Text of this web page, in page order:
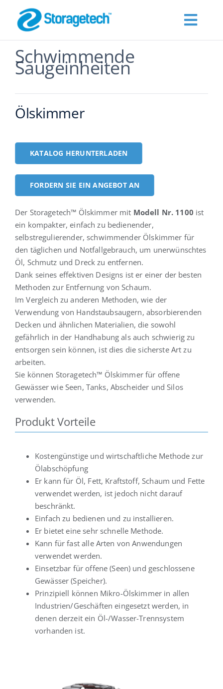
content
Fordern Sie ein Angebot an
Deutsch
Schwimmende
Saugeinheiten
Ölskimmer
KATALOG HERUNTERLADEN
FORDERN SIE EIN ANGEBOT AN
Der Storagetech™ Ölskimmer mit Modell Nr. 1100 ist
ein kompakter, einfach zu bedienender,
selbstregulierender, schwimmender Ölskimmer für
den täglichen und Notfallgebrauch, um unerwünschtes
Öl, Schmutz und Dreck zu entfernen.
Dank seines effektiven Designs ist er einer der besten
Methoden zur Entfernung von Schaum.
Im Vergleich zu anderen Methoden, wie der
Verwendung von Handstaubsaugern, absorbierenden
Decken und ähnlichen Materialien, die sowohl
gefährlich in der Handhabung als auch schwierig zu
entsorgen sein können, ist dies die sicherste Art zu
arbeiten.
Sie können Storagetech™ Ölskimmer für offene
Gewässer wie Seen, Tanks, Abscheider und Silos
verwenden.
Produkt Vorteile
Kostengünstige und wirtschaftliche Methode zur
Ölabschöpfung
Er kann für Öl, Fett, Kraftstoff, Schaum und Fette
verwendet werden, ist jedoch nicht darauf
beschränkt.
Einfach zu bedienen und zu installieren.
Er bietet eine sehr schnelle Methode.
Kann für fast alle Arten von Anwendungen
verwendet werden.
Einsetzbar für offene (Seen) und geschlossene
Gewässer (Speicher).
Prinzipiell können Mikro-Ölskimmer in allen
Industrien/Geschäften eingesetzt werden, in
denen derzeit ein Öl-/Wasser-Trennsystem
vorhanden ist.